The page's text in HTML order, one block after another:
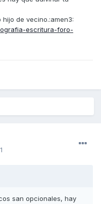
de vecino.:amen3:
escritura-foro-
san opcionales, hay